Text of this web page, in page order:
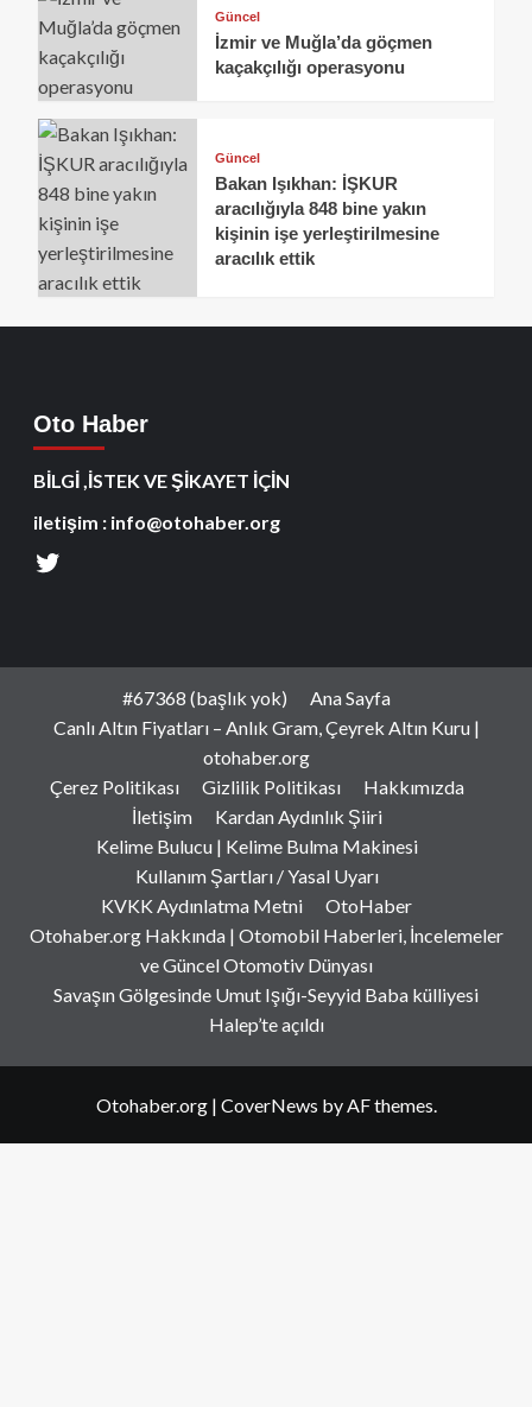
Güncel
İzmir ve Muğla’da göçmen
kaçakçılığı operasyonu
Güncel
Bakan Işıkhan: İŞKUR
aracılığıyla 848 bine yakın
kişinin işe yerleştirilmesine
aracılık ettik
Oto Haber
BİLGİ ,İSTEK VE ŞİKAYET İÇİN
iletişim : info@otohaber.org
#67368 (başlık yok)
Ana Sayfa
Canlı Altın Fiyatları – Anlık Gram, Çeyrek Altın Kuru |
otohaber.org
Çerez Politikası
Gizlilik Politikası
Hakkımızda
İletişim
Kardan Aydınlık Şiiri
Kelime Bulucu | Kelime Bulma Makinesi
Kullanım Şartları / Yasal Uyarı
KVKK Aydınlatma Metni
OtoHaber
Otohaber.org Hakkında | Otomobil Haberleri, İncelemeler
ve Güncel Otomotiv Dünyası
Savaşın Gölgesinde Umut Işığı-Seyyid Baba külliyesi
Halep’te açıldı
Otohaber.org | CoverNews by AF themes.